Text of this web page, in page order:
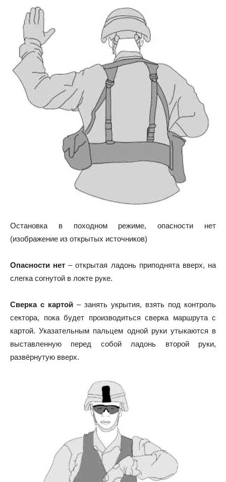
Остановка в походном режиме, опасности нет
(изображение из открытых источников)
Опасности нет – открытая ладонь приподнята вверх, на
слегка согнутой в локте руке.
Сверка с картой – занять укрытия, взять под контроль
сектора, пока будет производиться сверка маршрута с
картой. Указательным пальцем одной руки утыкаются в
выставленную перед собой ладонь второй руки,
развёрнутую вверх.